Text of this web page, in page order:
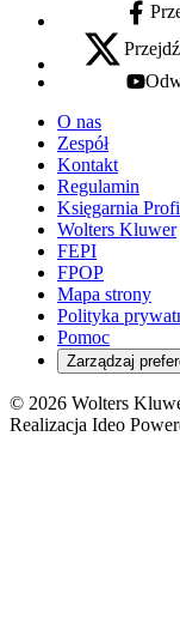
x - otwiera się
youtube
O nas
Zespół
Kontakt
Regulamin
Księgarnia
Wolters Kluwer
FEPI
FPOP
Mapa strony
Polityka
Pomoc
Zarządzaj
© 2026 Wolters
Realizacja Ideo